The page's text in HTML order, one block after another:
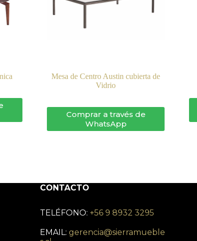
Mesa de Centro Austin cubierta de
Vidrio
Comprar a través de
WhatsApp
CONTACTO
TELÉFONO: +56 9 8932 3295
EMAIL: gerencia@sierramueble